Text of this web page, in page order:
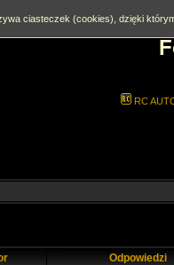
RC
Odpowiedzi
ciasteczek (cookies), dzięki